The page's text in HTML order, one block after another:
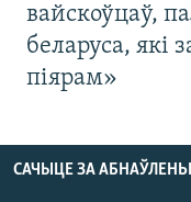
вайскоўцаў,
беларуса, які
піярам»
САЧЫЦЕ ЗА